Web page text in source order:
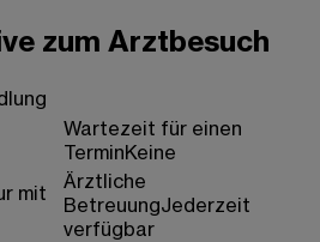
zum Arztbesuch
Wartezeit für einen
TerminKeine
mit
Ärztliche
BetreuungJederzeit
verfügbar